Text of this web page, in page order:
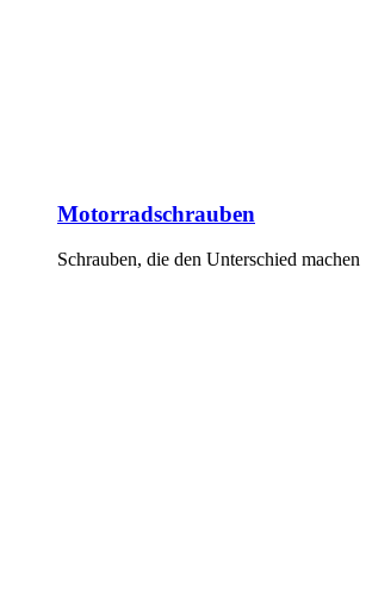
Motorradschrauben
Schrauben, die den Unterschied machen